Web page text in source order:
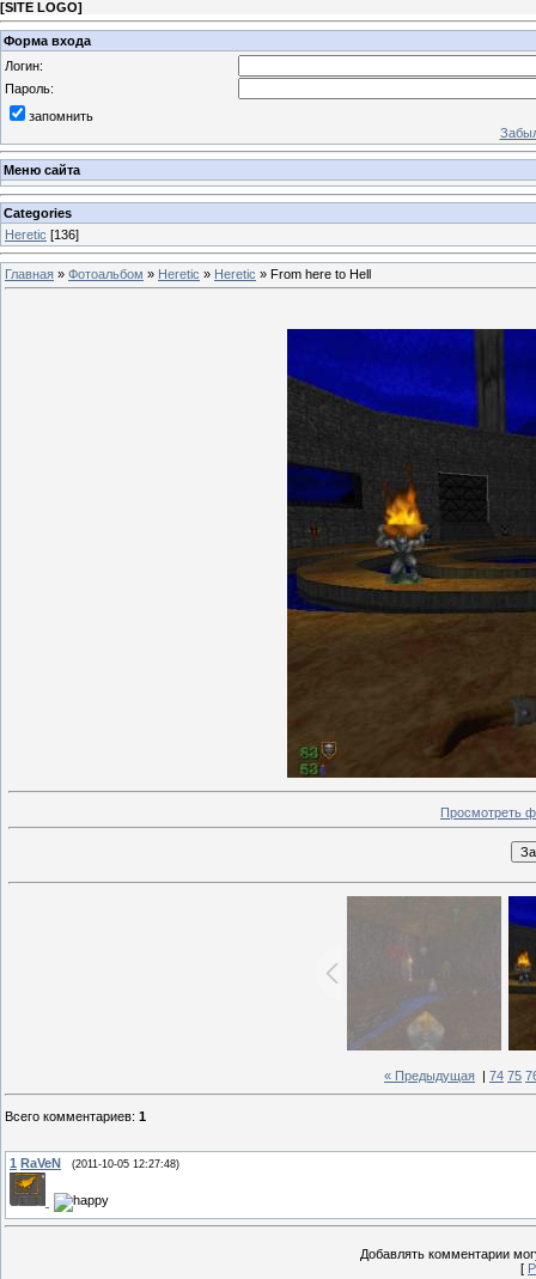
[SITE LOGO]
Форма входа
Логин:
Пароль:
запомнить
Меню сайта
Categories
Heretic [136]
Главная » Фотоальбом » Heretic » Heretic » From here to Hell
Просмотреть
« Предыдущая 74 75
Всего комментариев: 1
1 RaVeN (2011-10-05 12:27:48)
Добавлять комментарии
[